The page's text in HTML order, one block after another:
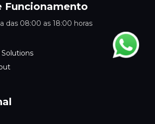
Funcionamento
das 08:00 as 18:00 horas